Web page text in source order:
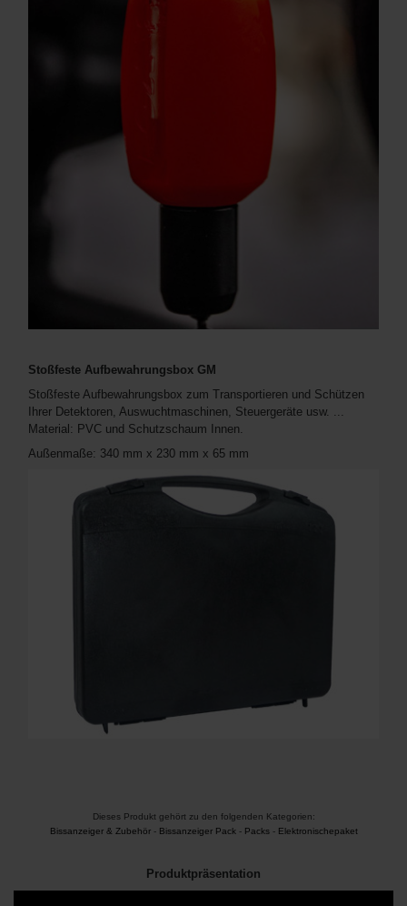
Stoßfeste Aufbewahrungsbox GM
Stoßfeste Aufbewahrungsbox zum Transportieren und Schützen
Ihrer Detektoren, Auswuchtmaschinen, Steuergeräte usw. ...
Material: PVC und Schutzschaum Innen.
Außenmaße: 340 mm x 230 mm x 65 mm
Dieses Produkt gehört zu den folgenden Kategorien:
Bissanzeiger & Zubehör- Bissanzeiger Pack- Packs- Elektronischepaket
Produktpräsentation